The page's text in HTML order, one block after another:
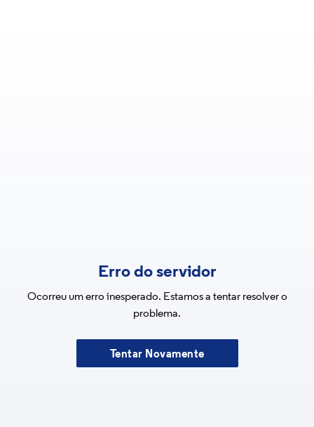
Erro do servidor
Ocorreu um erro inesperado. Estamos a tentar resolver o
problema.
Tentar Novamente